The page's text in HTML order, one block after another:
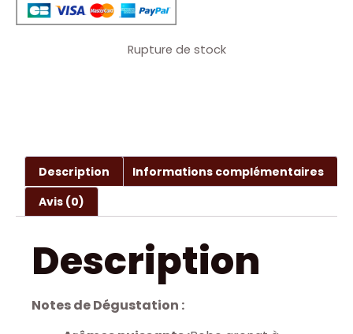
Rupture de stock
Description
Informations complémentaires
Avis (0)
Description
Notes de Dégustation :